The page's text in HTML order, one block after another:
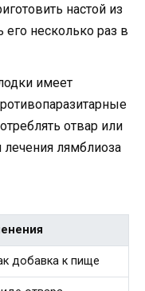
настой из
его несколько раз в
имеет
отвар или
лечения лямблиоза
добавка к пище